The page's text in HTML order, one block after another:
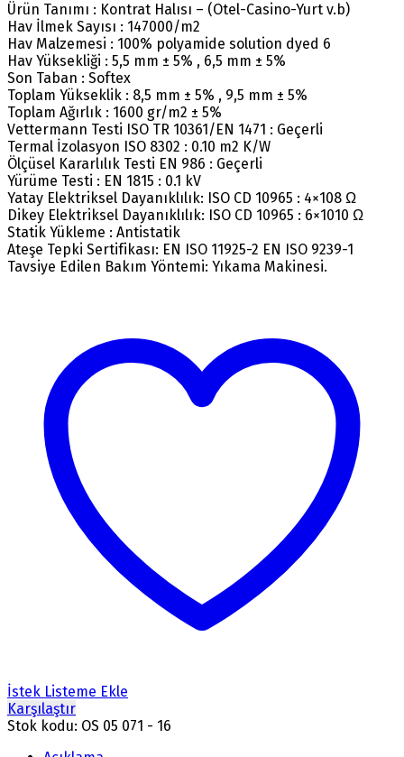
Ürün Tanımı : Kontrat Halısı – (Otel-Casino-Yurt v.b)
Hav İlmek Sayısı : 147000/m2
Hav Malzemesi : 100% polyamide solution dyed 6
Hav Yüksekliği : 5,5 mm ± 5% , 6,5 mm ± 5%
Son Taban : Softex
Toplam Yükseklik : 8,5 mm ± 5% , 9,5 mm ± 5%
Toplam Ağırlık : 1600 gr/m2 ± 5%
Vettermann Testi ISO TR 10361/EN 1471 : Geçerli
Termal İzolasyon ISO 8302 : 0.10 m2 K/W
Ölçüsel Kararlılık Testi EN 986 : Geçerli
Yürüme Testi : EN 1815 : 0.1 kV
Yatay Elektriksel Dayanıklılık: ISO CD 10965 : 4×108 Ω
Dikey Elektriksel Dayanıklılık: ISO CD 10965 : 6×1010 Ω
Statik Yükleme : Antistatik
Ateşe Tepki Sertifikası: EN ISO 11925-2 EN ISO 9239-1
Tavsiye Edilen Bakım Yöntemi: Yıkama Makinesi.
İstek Listeme Ekle
Karşılaştır
Stok kodu: OS 05 071 - 16